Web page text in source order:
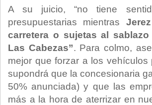
A su juicio, “no tiene
presupuestarias mientras
carretera o sujetas al
Las Cabezas”. Para colmo,
mejor que forzar a los
supondrá que la concesionaria
50% anunciada) y que las
más a la hora de aterrizar en